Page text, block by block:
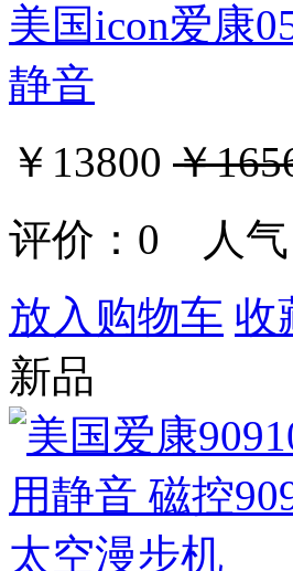
美国icon爱康
静音
￥13800 ￥
评价： 0 人气
放入购物车 收
新品